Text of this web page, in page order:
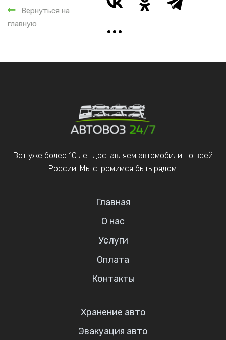
Вернуться на
главную
Вот уже более 10 лет доставляем автомобили по всей
России. Мы стремимся быть рядом.
Главная
О нас
Услуги
Оплата
Контакты
Хранение авто
Эвакуация авто